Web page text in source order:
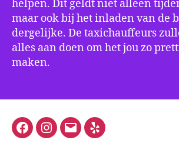
helpen. Dit geldt niet alleen
maar ook bij het inladen van de
dergelijke. De taxichauffeurs
alles aan doen om het jou zo
maken.
FacebookInstagram
E-
Yelp